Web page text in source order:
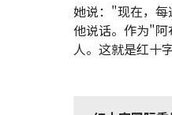
她说："现在，每
他说话。作为"
人。这就是红十